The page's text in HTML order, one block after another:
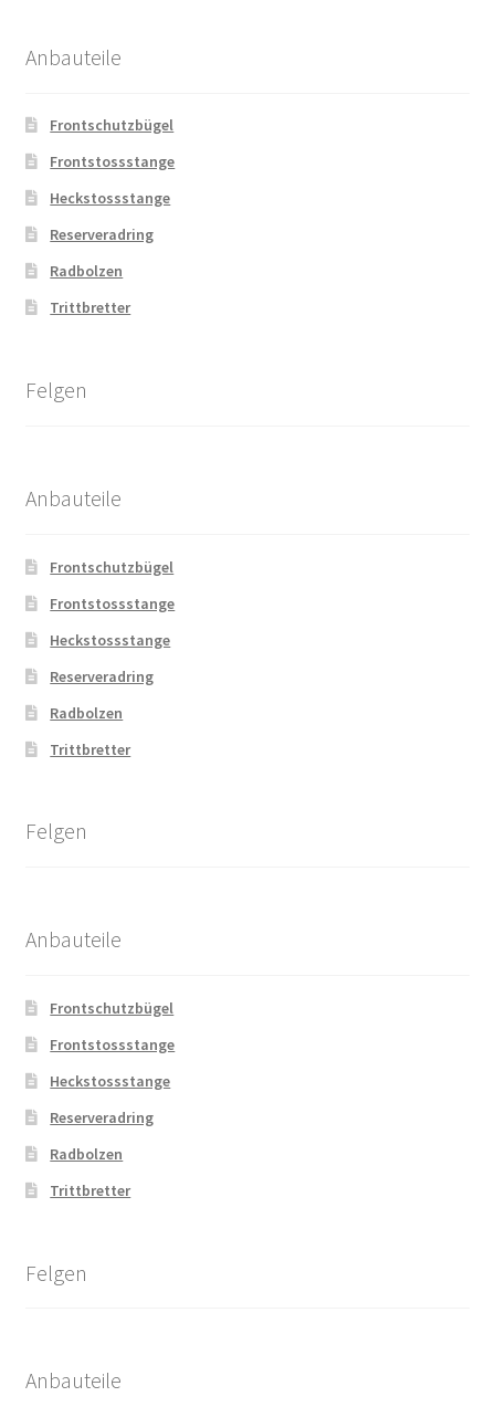
Anbauteile
Frontschutzbügel
Frontstossstange
Heckstossstange
Reserveradring
Radbolzen
Trittbretter
Felgen
Anbauteile
Frontschutzbügel
Frontstossstange
Heckstossstange
Reserveradring
Radbolzen
Trittbretter
Felgen
Anbauteile
Frontschutzbügel
Frontstossstange
Heckstossstange
Reserveradring
Radbolzen
Trittbretter
Felgen
Anbauteile